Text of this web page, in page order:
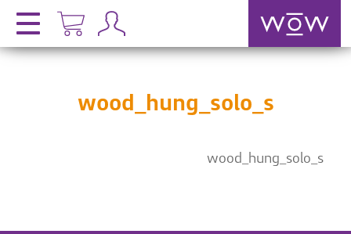
wood_hung_solo_s
wood_hung_solo_s